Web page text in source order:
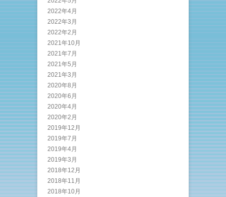
2022年4月
2022年3月
2022年2月
2021年10月
2021年7月
2021年5月
2021年3月
2020年8月
2020年6月
2020年4月
2020年2月
2019年12月
2019年7月
2019年4月
2019年3月
2018年12月
2018年11月
2018年10月